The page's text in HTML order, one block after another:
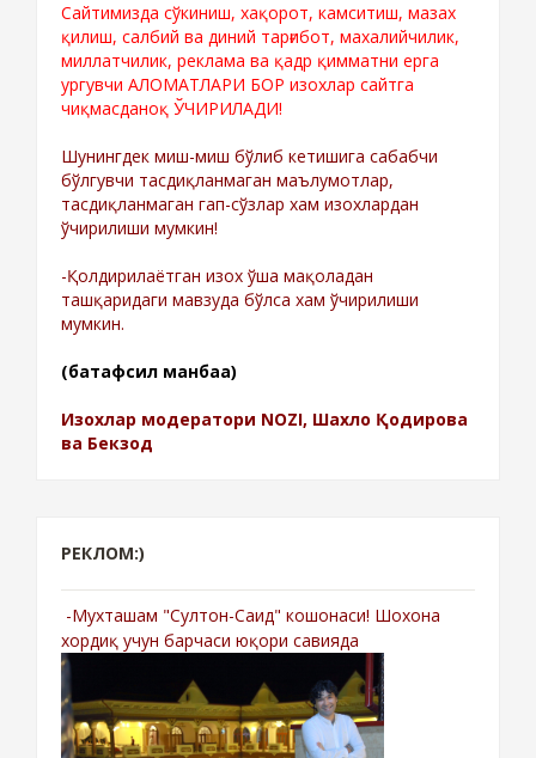
Сайтимизда сўкиниш, хақорот, камситиш, мазах
қилиш, салбий ва диний тарғибот, махалийчилик,
миллатчилик, реклама ва қадр қимматни ерга
ургувчи АЛОМАТЛАРИ БОР изохлар сайтга
чиқмасданоқ ЎЧИРИЛАДИ!
Шунингдек миш-миш бўлиб кетишига сабабчи
бўлгувчи тасдиқланмаган маълумотлар,
тасдиқланмаган гап-сўзлар хам изохлардан
ўчирилиши мумкин!
-Қолдирилаётган изох ўша мақоладан
ташқаридаги мавзуда бўлса хам ўчирилиши
мумкин.
(батафсил манбаа)
Изохлар модератори NOZI, Шахло Қодирова
ва Бекзод
РЕКЛОМ:)
-Мухташам "Султон-Саид" кошонаси! Шохона
хордиқ учун барчаси юқори савияда